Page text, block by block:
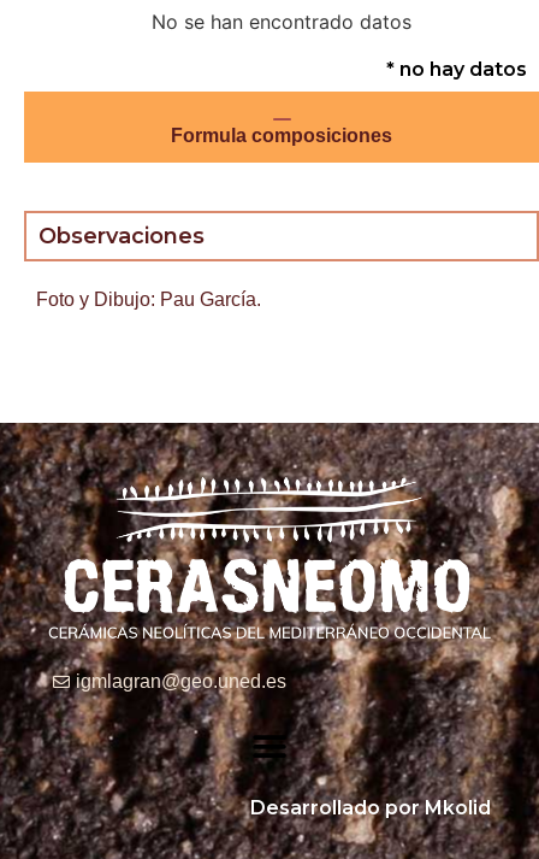
No se han encontrado datos
* no hay datos
Formula composiciones
Observaciones
Foto y Dibujo: Pau García.
igmlagran@geo.uned.es
Desarrollado por Mkolid